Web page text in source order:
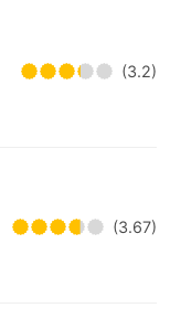
(3.2)
(3.67)